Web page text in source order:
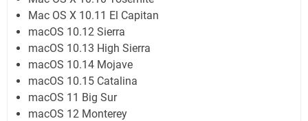
Mac OS X 10.11 El Capitan
macOS 10.12 Sierra
macOS 10.13 High Sierra
macOS 10.14 Mojave
macOS 10.15 Catalina
macOS 11 Big Sur
macOS 12 Monterey